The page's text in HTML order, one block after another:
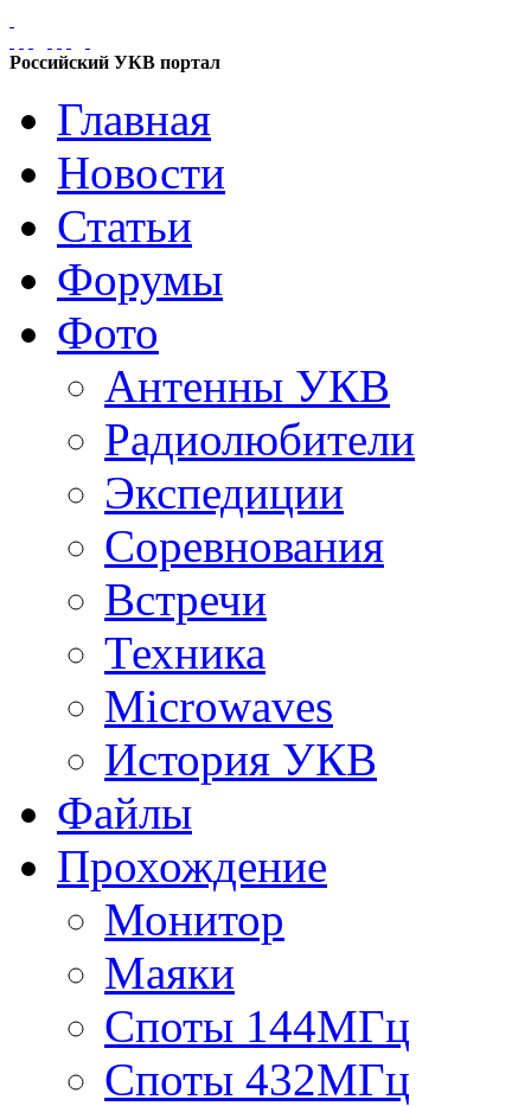
Российский УКВ портал
Главная
Новости
Статьи
Форумы
Фото
Антенны УКВ
Радиолюбители
Экспедиции
Соревнования
Встречи
Техника
Microwaves
История УКВ
Файлы
Прохождение
Монитор
Маяки
Споты 144МГц
Споты 432МГц